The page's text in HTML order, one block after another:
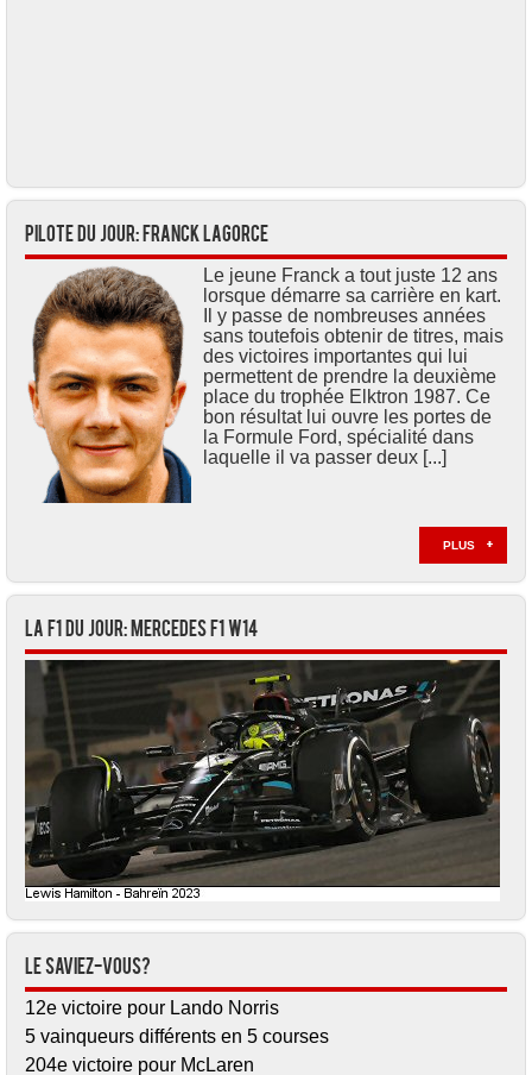
Pilote du jour: Franck LAGORCE
Le jeune Franck a tout juste 12 ans
lorsque démarre sa carrière en kart.
Il y passe de nombreuses années
sans toutefois obtenir de titres, mais
des victoires importantes qui lui
permettent de prendre la deuxième
place du trophée Elktron 1987. Ce
bon résultat lui ouvre les portes de
la Formule Ford, spécialité dans
laquelle il va passer deux [...]
PLUS
La F1 du jour: Mercedes F1 W14
Le saviez-vous?
12e victoire pour Lando Norris
5 vainqueurs différents en 5 courses
204e victoire pour McLaren